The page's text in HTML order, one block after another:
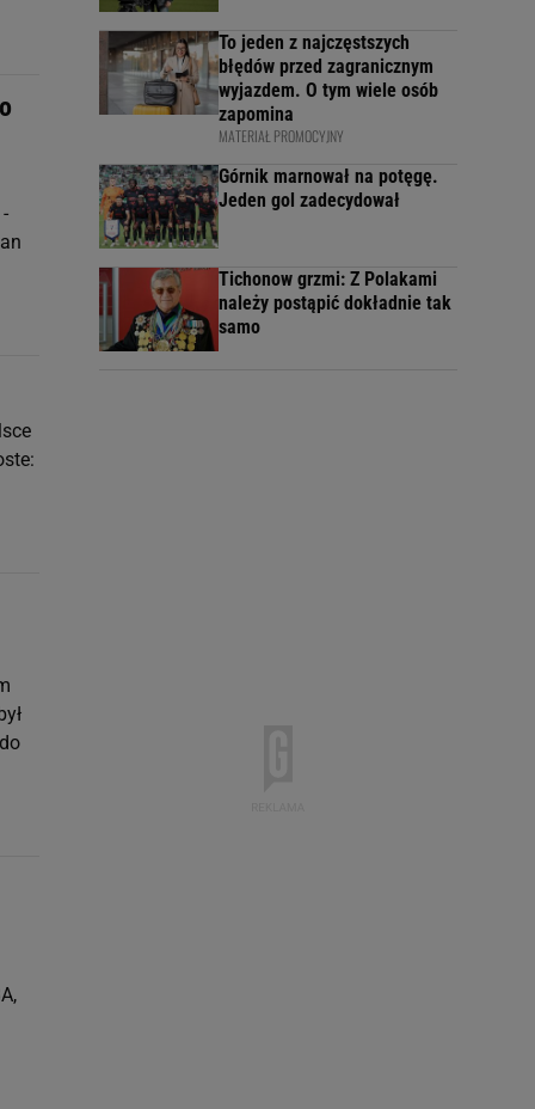
To jeden z najczęstszych
błędów przed zagranicznym
wyjazdem. O tym wiele osób
zapomina
MATERIAŁ PROMOCYJNY
Górnik marnował na potęgę.
Jeden gol zadecydował
Tichonow grzmi: Z Polakami
należy postąpić dokładnie tak
samo